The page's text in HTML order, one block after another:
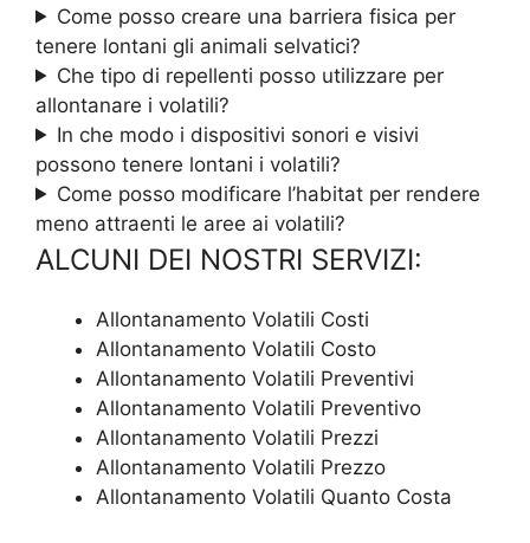
Come posso creare una barriera fisica per
tenere lontani gli animali selvatici?
Che tipo di repellenti posso utilizzare per
allontanare i volatili?
In che modo i dispositivi sonori e visivi
possono tenere lontani i volatili?
Come posso modificare l’habitat per rendere
meno attraenti le aree ai volatili?
ALCUNI DEI NOSTRI SERVIZI:
Allontanamento Volatili Costi
Allontanamento Volatili Costo
Allontanamento Volatili Preventivi
Allontanamento Volatili Preventivo
Allontanamento Volatili Prezzi
Allontanamento Volatili Prezzo
Allontanamento Volatili Quanto Costa